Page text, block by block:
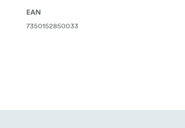
EAN
7350152850033